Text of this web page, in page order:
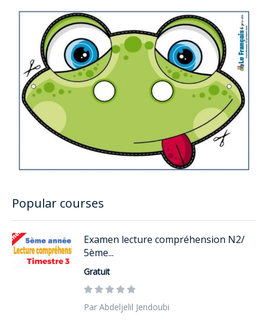
Popular courses
Examen lecture compréhension N2/
5ème...
Gratuit
Par Abdeljelil Jendoubi